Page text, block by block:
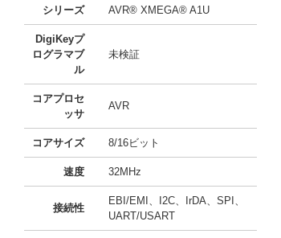
シリーズ AVR® XMEGA® A1U
DigiKeyプ
ログラマブ
ル
未検証
コアプロセ
ッサ
AVR
コアサイズ 8/16ビット
速度 32MHz
接続性
EBI/EMI、I2C、IrDA、SPI、
UART/USART